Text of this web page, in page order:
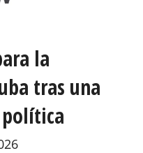
la
tras una